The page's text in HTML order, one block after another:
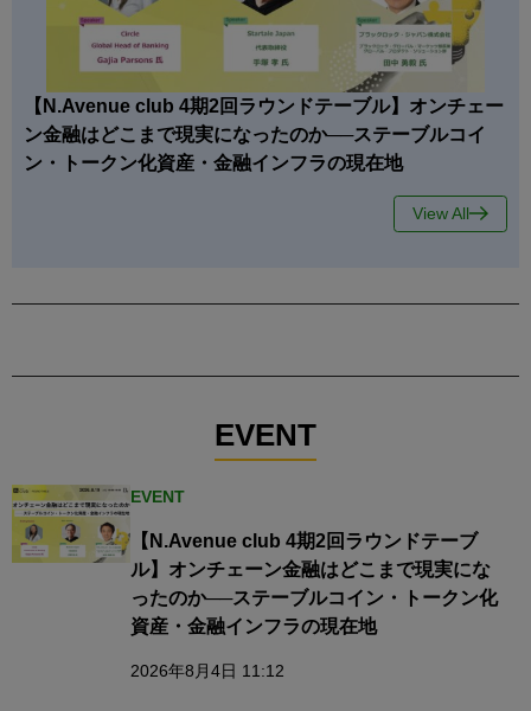
【N.Avenue club 4期2回ラウンドテーブル】オンチェー
ン金融はどこまで現実になったのか──ステーブルコイ
ン・トークン化資産・金融インフラの現在地
View All
EVENT
EVENT
【N.Avenue club 4期2回ラウンドテーブ
ル】オンチェーン金融はどこまで現実にな
ったのか──ステーブルコイン・トークン化
資産・金融インフラの現在地
2026年8月4日 11:12